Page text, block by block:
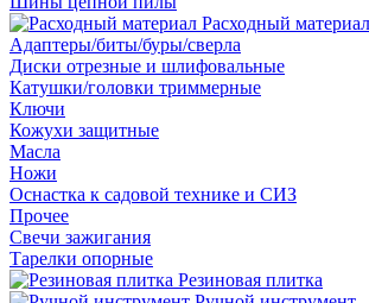
Расходный материал
Адаптеры/биты/буры/сверла
Диски отрезные и шлифовальные
Катушки/головки триммерные
Ключи
Кожухи защитные
Масла
Ножи
Оснастка к садовой технике и СИЗ
Прочее
Свечи зажигания
Тарелки опорные
Резиновая плитка